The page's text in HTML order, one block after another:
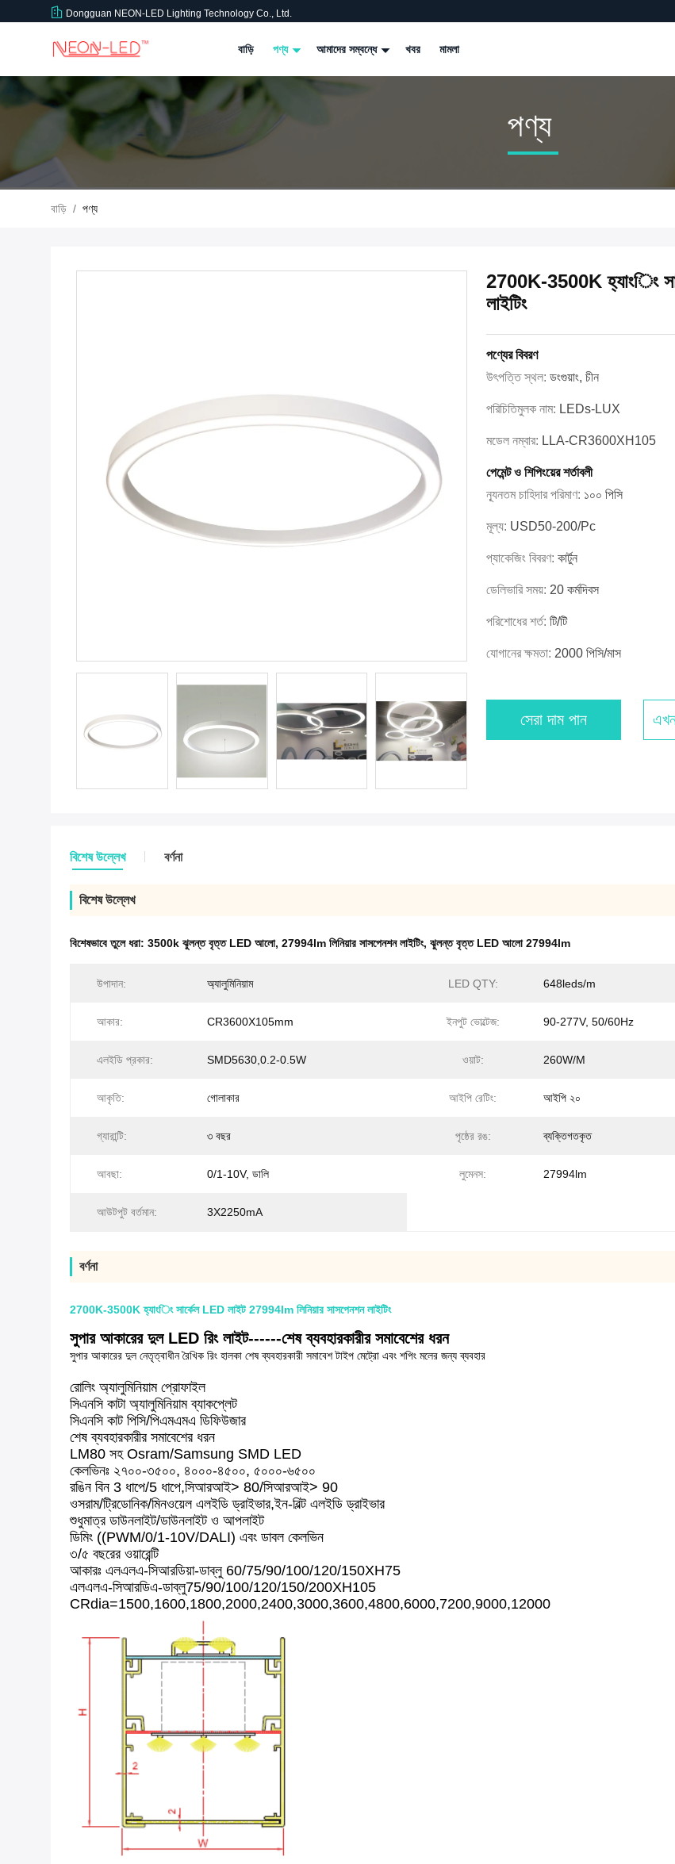
Dongguan NEON-LED Lighting Technology Co., Ltd.
বাড়ি পণ্য আমাদের সম্বন্ধে খবর মামলা
পণ্য
বাড়ি / পণ্য
2700K-3500K হ্যাংিং
লাইটিং
পণ্যের বিবরণ
উৎপত্তি স্থল: ডংগুয়াং, চীন
পরিচিতিমুলক নাম: LEDs-LUX
মডেল নম্বার: LLA-CR3600XH105
পেমেন্ট ও শিপিংয়ের শর্তাবলী
ন্যূনতম চাহিদার পরিমাণ: ১০০ পিসি
মূল্য: USD50-200/pc
প্যাকেজিং বিবরণ: কার্টুন
ডেলিভারি সময়: 20 কর্মদিবস
পরিশোধের শর্ত: টি/টি
যোগানের ক্ষমতা: 2000 পিসি/মাস
সেরা দাম পান
বিশেষ উল্লেখ বর্ণনা
বিশেষ উল্লেখ
বিশেষভাবে তুলে ধরা: 3500k ঝুলন্ত বৃত্ত LED আলো, 27994lm লিনিয়ার সাসপেনশন লাইটিং, ঝুলন্ত বৃত্ত LED আলো 27994lm
উপাদান: অ্যালুমিনিয়াম LED QTY: 648leds/m
আকার: CR3600X105mm ইনপুট ভোল্টেজ: 90-277V, 50/60Hz
এলইডি প্রকার: SMD5630,0.2-0.5W ওয়াট: 260W/M
আকৃতি: গোলাকার আইপি রেটিং: আইপি ২০
গ্যারান্টি: ৩ বছর পৃষ্ঠের রঙ: ব্যক্তিগতকৃত
আবছা: 0/1-10V, ডালি লুমেনস: 27994lm
আউটপুট বর্তমান: 3X2250mA
বর্ণনা
2700K-3500K হ্যাংিং সার্কেল LED লাইট 27994lm লিনিয়ার সাসপেনশন লাইটিং
সুপার আকারের দুল LED রিং লাইট------শেষ ব্যবহারকারীর সমাবেশের ধরন
সুপার আকারের দুল নেতৃত্বাধীন রৈখিক রিং হালকা শেষ ব্যবহারকারী সমাবেশ টাইপ মেট্রো এবং শপিং মলের জন্য ব্যবহার
রোলিং অ্যালুমিনিয়াম প্রোফাইল
সিএনসি কাটা অ্যালুমিনিয়াম ব্যাকপ্লেট
সিএনসি কাট পিসি/পিএমএমএ ডিফিউজার
শেষ ব্যবহারকারীর সমাবেশের ধরন
LM80 সহ Osram/Samsung SMD LED
কেলভিনঃ ২৭০০-৩৫০০, ৪০০০-৪৫০০, ৫০০০-৬৫০০
রঙিন বিন 3 ধাপে/5 ধাপে,সিআরআই> 80/সিআরআই> 90
ওসরাম/ট্রিডোনিক/মিনওয়েল এলইডি ড্রাইভার,ইন-বিল্ট এলইডি ড্রাইভার
শুধুমাত্র ডাউনলাইট/ডাউনলাইট ও আপলাইট
ডিমিং ((PWM/0/1-10V/DALI) এবং ডাবল কেলভিন
৩/৫ বছরের ওয়ারেন্টি
আকারঃ এলএলএ-সিআরডিয়া-ডাব্লু 60/75/90/100/120/150XH75
এলএলএ-সিআরডিএ-ডাব্লু75/90/100/120/150/200XH105
CRdia=1500,1600,1800,2000,2400,3000,3600,4800,6000,7200,9000,12000